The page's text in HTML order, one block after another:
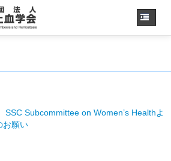
SSC Subcommittee on Women’s Healthよ
お願い